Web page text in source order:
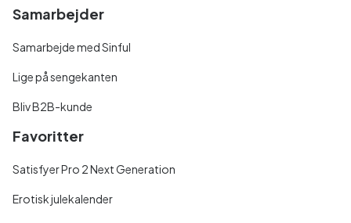
Samarbejder
Samarbejde med Sinful
Lige på sengekanten
Bliv B2B-kunde
Favoritter
Satisfyer Pro 2 Next Generation
Erotisk julekalender